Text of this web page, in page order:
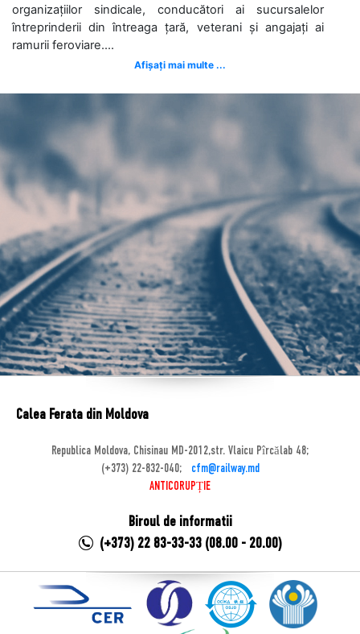
organizațiilor sindicale, conducători ai sucursalelor
întreprinderii din întreaga țară, veterani și angajați ai
ramurii feroviare....
Afișați mai multe ...
Calea Ferata din Moldova
Republica Moldova, Chisinau MD-2012,str. Vlaicu Pîrcălab 48;
(+373) 22-832-040;
cfm@railway.md
ANTICORUPȚIE
Biroul de informatii
(+373) 22 83-33-33 (08.00 - 20.00)